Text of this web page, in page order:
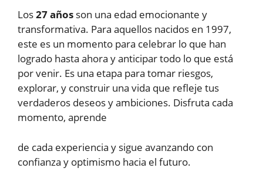
Los27 años son una edad emocionante y
transformativa. Para aquellos nacidos en 1997,
este es un momento para celebrar lo que han
logrado hasta ahora y anticipar todo lo que está
por venir. Es una etapa para tomar riesgos,
explorar, y construir una vida que refleje tus
verdaderos deseos y ambiciones. Disfruta cada
momento, aprende
de cada experiencia y sigue avanzando con
confianza y optimismo hacia el futuro.